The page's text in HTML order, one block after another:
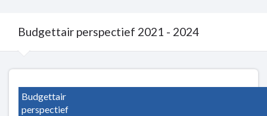
Budgettair perspectief 2021 - 2024
navigatie
Budgettair
perspectief